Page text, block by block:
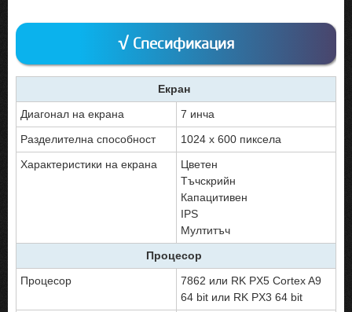
√ Спесификация
Екран
Диагонал на екрана
7 инча
Разделителна способност
1024 x 600 пиксела
Характеристики на екрана
Цветен
Тъчскрийн
Капацитивен
IPS
Мултитъч
Процесор
Процесор
7862 или RK PX5 Cortex A9
64 bit или RK PX3 64 bit